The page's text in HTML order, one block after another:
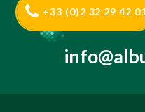
+33 (0)2 32 29 42